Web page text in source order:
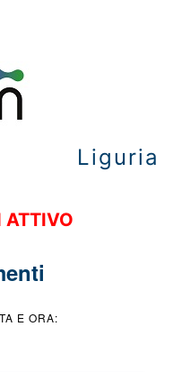
Liguria
ATTIVO
E ORA: